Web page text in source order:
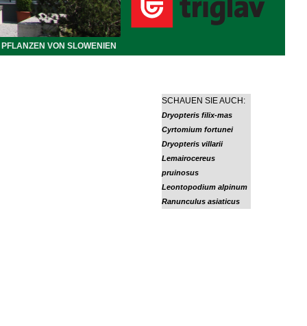
PFLANZEN VON SLOWENIEN
SCHAUEN SIE AUCH:
Dryopteris filix-mas
Cyrtomium fortunei
Dryopteris villarii
Lemairocereus
pruinosus
Leontopodium alpinum
Ranunculus asiaticus